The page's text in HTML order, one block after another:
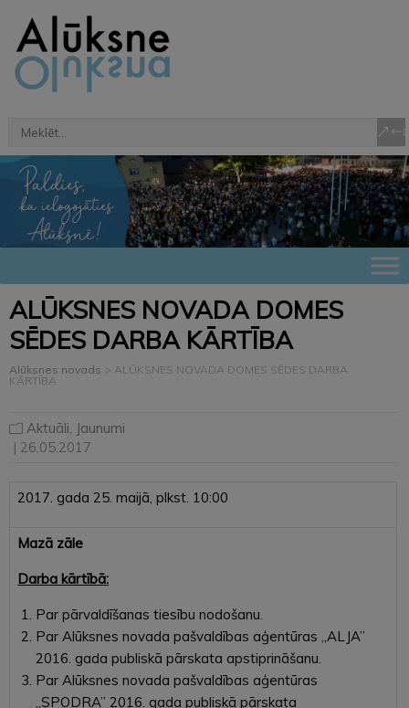
ALŪKSNES NOVADA DOMES
SĒDES DARBA KĀRTĪBA
Alūksnes novads > ALŪKSNES NOVADA DOMES SĒDES DARBA
KĀRTĪBA
Aktuāli Jaunumi
| 26.05.2017
2017. gada 25. maijā, plkst. 10:00
Mazā zāle
Darba kārtībā:
Par pārvaldīšanas tiesību nodošanu.
Par Alūksnes novada pašvaldības aģentūras „ALJA”
2016. gada publiskā pārskata apstiprināšanu.
Par Alūksnes novada pašvaldības aģentūras
„SPODRA” 2016. gada publiskā pārskata